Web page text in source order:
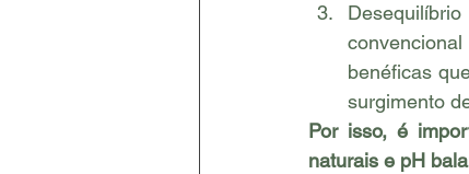
benéficas
surgimento
Por isso, é
naturais e pH